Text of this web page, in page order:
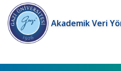
Akademik Veri